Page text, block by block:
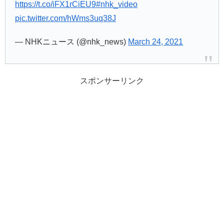
https://t.co/iFX1rCiEU9#nhk_video
pic.twitter.com/hWms3uq38J
— NHKニュース (@nhk_news) March 24, 2021
スポンサーリンク